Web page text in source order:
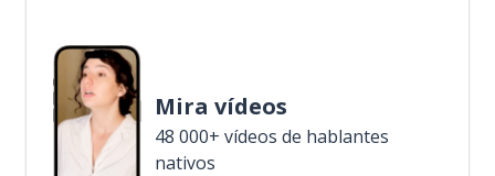
Mira vídeos
48 000+ vídeos de hablantes
nativos